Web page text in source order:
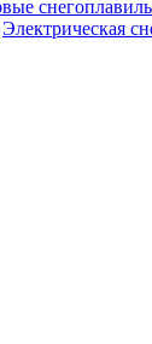
Электрическая